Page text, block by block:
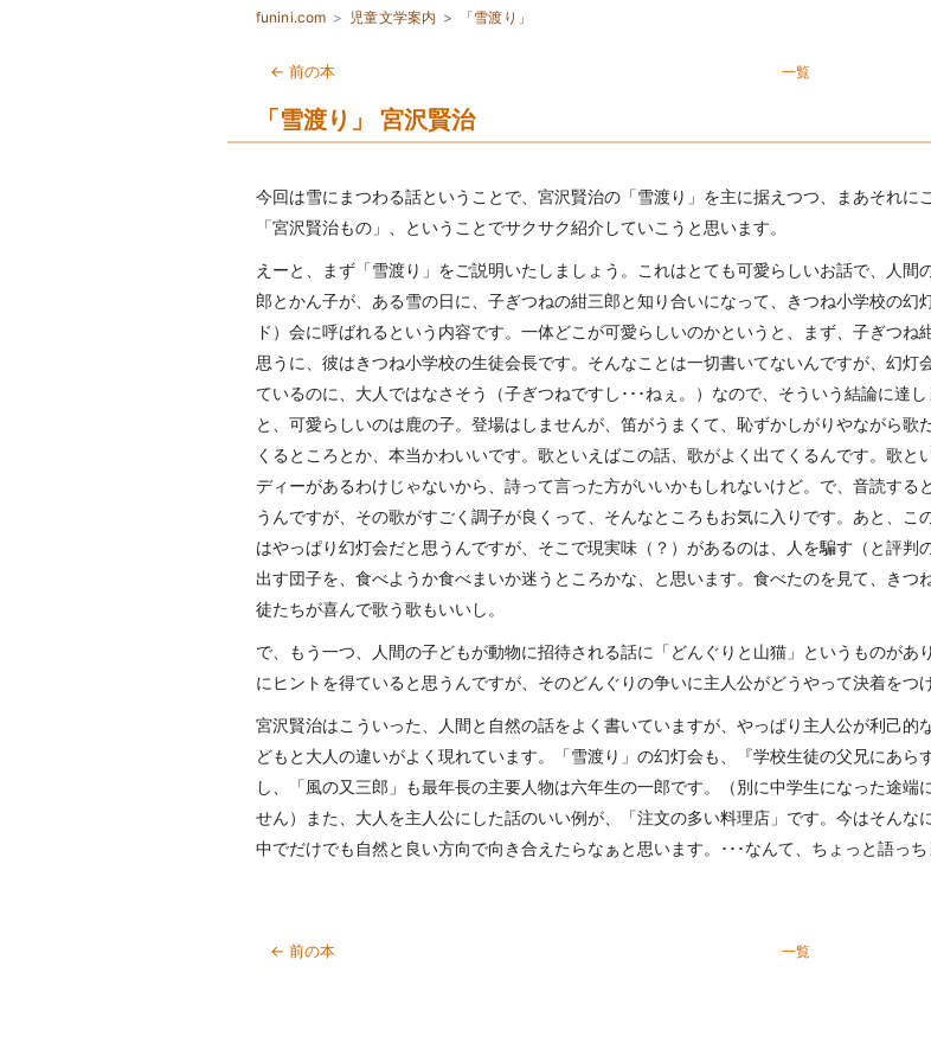
funini.com 児童文学案内 「雪渡り」
← 前の本 一覧
「雪渡り」 宮沢賢治
今回は雪にまつわる話ということで、宮沢賢治の「雪渡り」を主に据えつつ、まあそれに
「宮沢賢治もの」、ということでサクサク紹介していこうと思います。
えーと、まず「雪渡り」をご説明いたしましょう。これはとても可愛らしいお話で、人間
郎とかん子が、ある雪の日に、子ぎつねの紺三郎と知り合いになって、きつね小学校の幻
ド）会に呼ばれるという内容です。一体どこが可愛らしいのかというと、まず、子ぎつね
思うに、彼はきつね小学校の生徒会長です。そんなことは一切書いてないんですが、幻灯
ているのに、大人ではなさそう（子ぎつねですし･･･ねぇ。）なので、そういう結論に達
と、可愛らしいのは鹿の子。登場はしませんが、笛がうまくて、恥ずかしがりやながら歌
くるところとか、本当かわいいです。歌といえばこの話、歌がよく出てくるんです。歌と
ディーがあるわけじゃないから、詩って言った方がいいかもしれないけど。で、音読する
うんですが、その歌がすごく調子が良くって、そんなところもお気に入りです。あと、こ
はやっぱり幻灯会だと思うんですが、そこで現実味（？）があるのは、人を騙す（と評判
出す団子を、食べようか食べまいか迷うところかな、と思います。食べたのを見て、きつ
徒たちが喜んで歌う歌もいいし。
で、もう一つ、人間の子どもが動物に招待される話に「どんぐりと山猫」というものが
にヒントを得ていると思うんですが、そのどんぐりの争いに主人公がどうやって決着をつ
宮沢賢治はこういった、人間と自然の話をよく書いていますが、やっぱり主人公が利己
どもと大人の違いがよく現れています。「雪渡り」の幻灯会も、『学校生徒の父兄にあ
し、「風の又三郎」も最年長の主要人物は六年生の一郎です。（別に中学生になった途
せん）また、大人を主人公にした話のいい例が、「注文の多い料理店」です。今はそん
中でだけでも自然と良い方向で向き合えたらなぁと思います。･･･なんて、ちょっと語っち
← 前の本 一覧